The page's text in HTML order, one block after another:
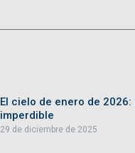
El cielo de enero de
imperdible
29 de diciembre de 2025